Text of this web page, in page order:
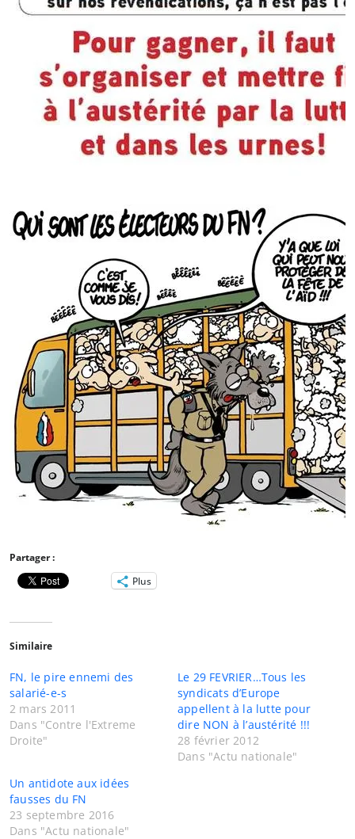
Partager :
Plus
Similaire
FN, le pire ennemi des
salarié-e-s
2 mars 2011
Dans "Contre l'Extreme
Droite"
Le 29 FEVRIER…Tous les
syndicats d’Europe
appellent à la lutte pour
dire NON à l’austérité !!!
28 février 2012
Dans "Actu nationale"
Un antidote aux idées
fausses du FN
23 septembre 2016
Dans "Actu nationale"